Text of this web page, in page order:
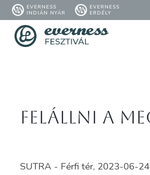
EVERNESS
INDIÁN NYÁR
EVERNESS
ERDÉLY
Felállni a
SUTRA - Férfi tér, 2023-06-